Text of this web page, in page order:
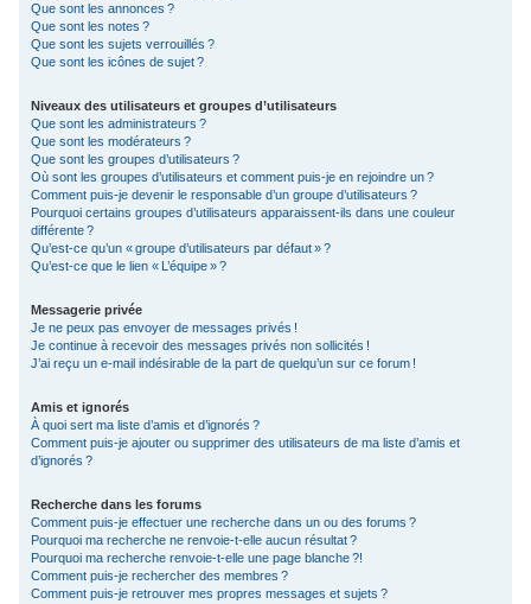
Que sont les annonces ?
Que sont les notes ?
Que sont les sujets verrouillés ?
Que sont les icônes de sujet ?
Niveaux des utilisateurs et groupes d’utilisateurs
Que sont les administrateurs ?
Que sont les modérateurs ?
Que sont les groupes d’utilisateurs ?
Où sont les groupes d’utilisateurs et comment puis-je en rejoindre un ?
Comment puis-je devenir le responsable d’un groupe d’utilisateurs ?
Pourquoi certains groupes d’utilisateurs apparaissent-ils dans une couleur
différente ?
Qu’est-ce qu’un « groupe d’utilisateurs par défaut » ?
Qu’est-ce que le lien « L’équipe » ?
Messagerie privée
Je ne peux pas envoyer de messages privés !
Je continue à recevoir des messages privés non sollicités !
J’ai reçu un e-mail indésirable de la part de quelqu’un sur ce forum !
Amis et ignorés
À quoi sert ma liste d’amis et d’ignorés ?
Comment puis-je ajouter ou supprimer des utilisateurs de ma liste d’amis et
d’ignorés ?
Recherche dans les forums
Comment puis-je effectuer une recherche dans un ou des forums ?
Pourquoi ma recherche ne renvoie-t-elle aucun résultat ?
Pourquoi ma recherche renvoie-t-elle une page blanche ?!
Comment puis-je rechercher des membres ?
Comment puis-je retrouver mes propres messages et sujets ?